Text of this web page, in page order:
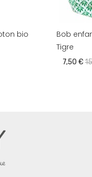
bio
Bob
Tigre
7,50 €